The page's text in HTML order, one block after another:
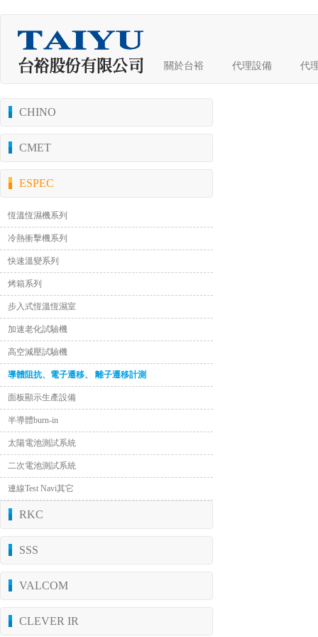
關於台裕 代理設備 代
CHINO
CMET
ESPEC
恆溫恆濕機系列
冷熱衝擊機系列
快速溫變系列
烤箱系列
步入式恆溫恆濕室
加速老化試驗機
高空減壓試驗機
導體阻抗、電子遷移、 離子遷移計測
面板顯示生產設備
半導體burn-in
太陽電池測試系統
二次電池測試系統
連線Test Navi其它
RKC
SSS
VALCOM
CLEVER IR